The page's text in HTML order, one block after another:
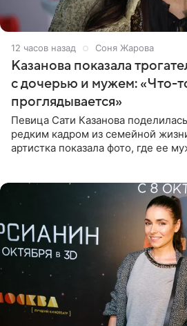
12 часов назад Соня Жарова
Казанова показала
с дочерью и мужем: «Что-
проглядывается»
Певица Сати Казанова
редким кадром из семейной
артистка показала фото, где ее